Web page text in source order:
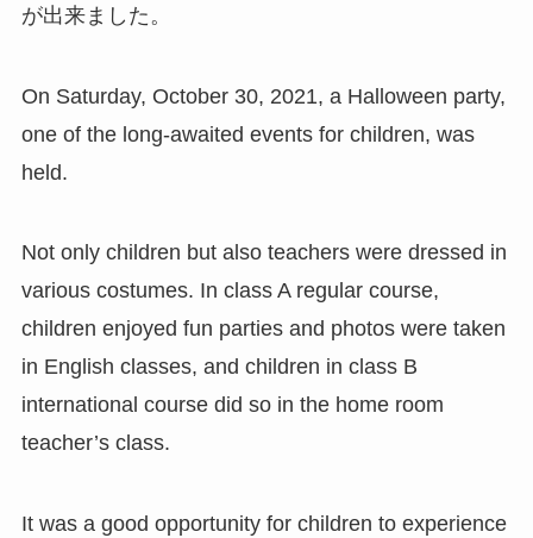
が出来ました。
On Saturday, October 30, 2021, a Halloween party,
one of the long-awaited events for children, was
held.
Not only children but also teachers were dressed in
various costumes. In class A regular course,
children enjoyed fun parties and photos were taken
in English classes, and children in class B
international course did so in the home room
teacher’s class.
It was a good opportunity for children to experience